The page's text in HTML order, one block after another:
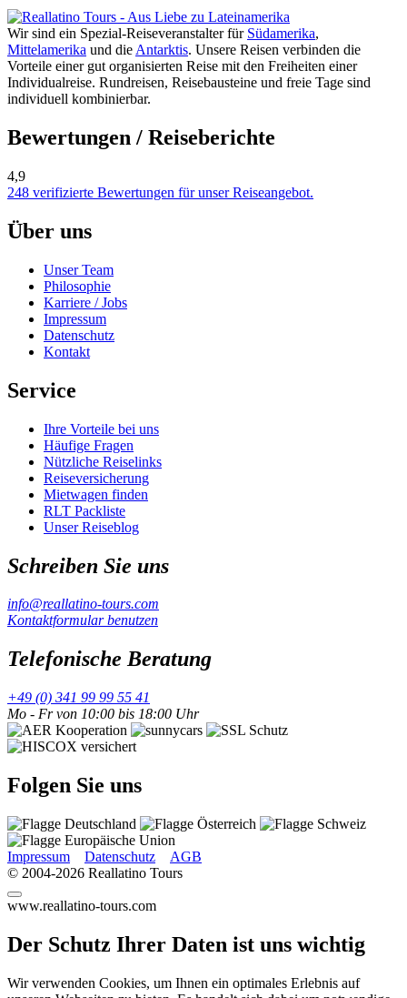
Wir sind ein Spezial-Reiseveranstalter für Südamerika,
Mittelamerika und die Antarktis. Unsere Reisen verbinden die
Vorteile einer gut organisierten Reise mit den Freiheiten einer
Individualreise. Rundreisen, Reisebausteine und freie Tage sind
individuell kombinierbar.
Bewertungen / Reiseberichte
4,9
248 verifizierte Bewertungen für unser Reiseangebot.
Über uns
Unser Team
Philosophie
Karriere / Jobs
Impressum
Datenschutz
Kontakt
Service
Ihre Vorteile bei uns
Häufige Fragen
Nützliche Reiselinks
Reiseversicherung
Mietwagen finden
RLT Packliste
Unser Reiseblog
Schreiben Sie uns
info@reallatino-tours.com
Kontaktformular benutzen
Telefonische Beratung
+49 (0) 341 99 99 55 41
Mo - Fr von 10:00 bis 18:00 Uhr
Folgen Sie uns
Impressum Datenschutz
AGB
© 2004-2026 Reallatino Tours
www.reallatino-tours.com
Der Schutz Ihrer Daten ist uns wichtig
Wir verwenden Cookies, um Ihnen ein optimales Erlebnis auf